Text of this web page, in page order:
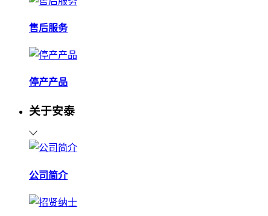
售后服务
停产产品
关于安泰
公司简介